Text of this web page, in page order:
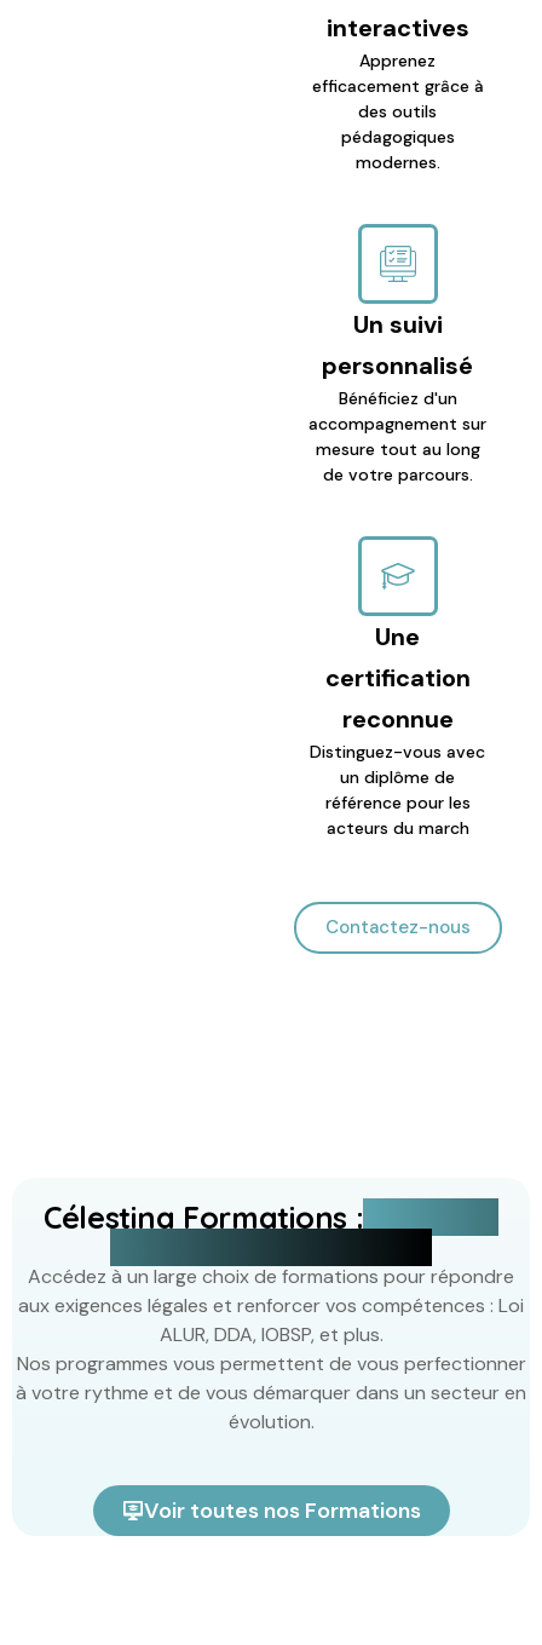
interactives
Apprenez
efficacement grâce à
des outils
pédagogiques
modernes.
Un suivi
personnalisé
Bénéficiez d'un
accompagnement sur
mesure tout au long
de votre parcours.
Une
certification
reconnue
Distinguez-vous avec
un diplôme de
référence pour les
acteurs du march
Contactez-nous
Célestina Formations :
Accédez à un large choix de formations pour répondre
aux exigences légales et renforcer vos compétences : Loi
ALUR, DDA, IOBSP, et plus.
Nos programmes vous permettent de vous perfectionner
à votre rythme et de vous démarquer dans un secteur en
évolution.
Voir toutes nos Formations